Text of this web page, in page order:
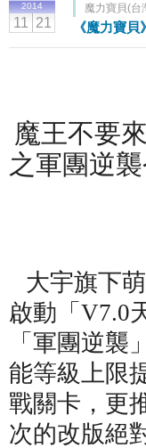
2014
11 21
魔力寶貝(台
《魔力寶
魔王不要
之軍團逆
大宇旗下
啟動「 V7.0
「軍團逆
能等級上限
戰關卡，更
次的改版絕